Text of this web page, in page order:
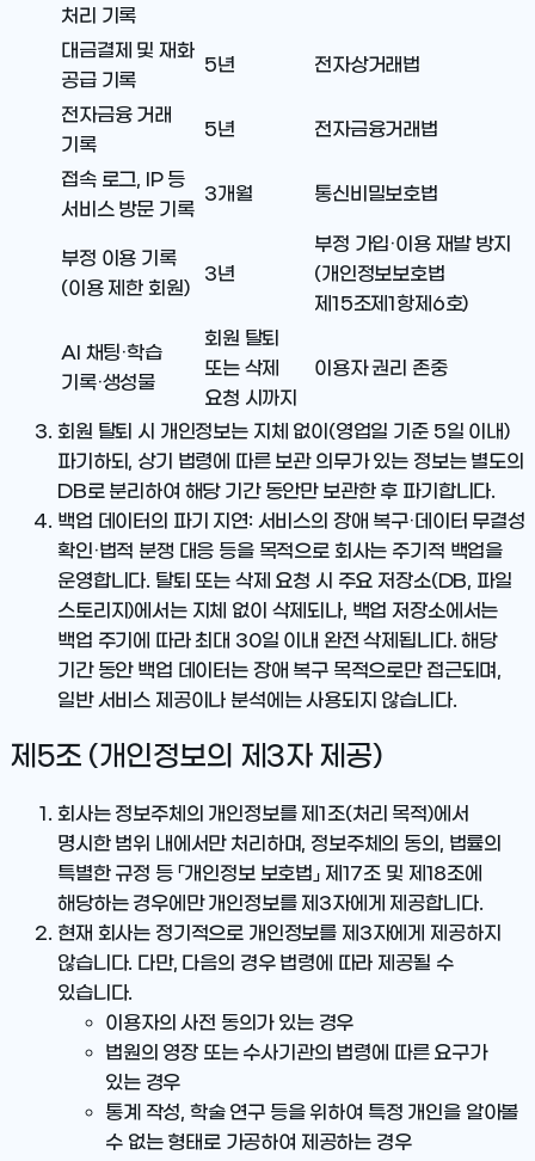
처리 기록
대금결제 및 재화
공급 기록
5년 전자상거래법
전자금융 거래
기록
5년 전자금융거래법
접속 로그, IP 등
서비스 방문 기록
3개월 통신비밀보호법
부정 이용 기록
(이용 제한 회원)
3년
부정 가입·이용 재발 방지
(개인정보보호법
제15조제1항제6호)
AI 채팅·학습
기록·생성물
회원 탈퇴
또는 삭제
요청 시까지
이용자 권리 존중
회원 탈퇴 시 개인정보는 지체 없이(영업일 기준 5일 이내)
파기하되, 상기 법령에 따른 보관 의무가 있는 정보는 별도의
DB로 분리하여 해당 기간 동안만 보관한 후 파기합니다.
백업 데이터의 파기 지연: 서비스의 장애 복구·데이터 무결성
확인·법적 분쟁 대응 등을 목적으로 회사는 주기적 백업을
운영합니다. 탈퇴 또는 삭제 요청 시 주요 저장소(DB, 파일
스토리지)에서는 지체 없이 삭제되나, 백업 저장소에서는
백업 주기에 따라최대 30일 이내 완전 삭제됩니다. 해당
기간 동안 백업 데이터는 장애 복구 목적으로만 접근되며,
일반 서비스 제공이나 분석에는 사용되지 않습니다.
제5조 (개인정보의 제3자 제공)
회사는 정보주체의 개인정보를 제1조(처리 목적)에서
명시한 범위 내에서만 처리하며, 정보주체의 동의, 법률의
특별한 규정 등 「개인정보 보호법」 제17조 및 제18조에
해당하는 경우에만 개인정보를 제3자에게 제공합니다.
현재 회사는 정기적으로 개인정보를 제3자에게 제공하지
않습니다. 다만, 다음의 경우 법령에 따라 제공될 수
있습니다.
이용자의 사전 동의가 있는 경우
법원의 영장 또는 수사기관의 법령에 따른 요구가
있는 경우
통계 작성, 학술 연구 등을 위하여 특정 개인을 알아볼
수 없는 형태로 가공하여 제공하는 경우